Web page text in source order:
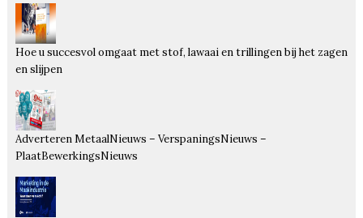
Hoe u succesvol omgaat met stof, lawaai en trillingen bij het zagen
en slijpen
Adverteren MetaalNieuws – VerspaningsNieuws –
PlaatBewerkingsNieuws